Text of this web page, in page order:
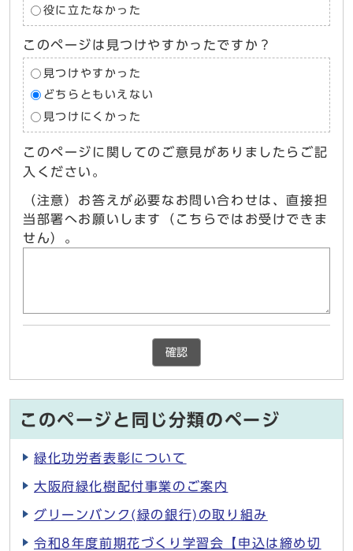
役に立たなかった
このページは見つけやすかったですか？
見つけやすかった
どちらともいえない
見つけにくかった
このページに関してのご意見がありましたらご記
入ください。
（注意）お答えが必要なお問い合わせは、直接担
当部署へお願いします（こちらではお受けできま
せん）。
確認
このページと同じ分類のページ
緑化功労者表彰について
大阪府緑化樹配付事業のご案内
グリーンバンク(緑の銀行)の取り組み
令和8年度前期花づくり学習会【申込は締め切